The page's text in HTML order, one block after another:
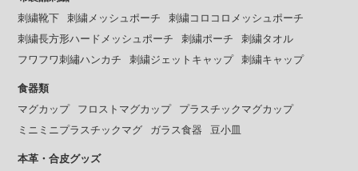
刺繍靴下
刺繍メッシュポーチ
刺繍コロコロメッシュポーチ
刺繍長方形ハードメッシュポーチ
刺繍ポーチ
刺繍タオル
フワフワ刺繡ハンカチ
刺繍ジェットキャップ 刺繍キャップ
食器類
マグカップ
フロストマグカップ
プラスチックマグカップ
ミニミニプラスチックマグ
ガラス食器 豆小皿
本革・合皮グッズ